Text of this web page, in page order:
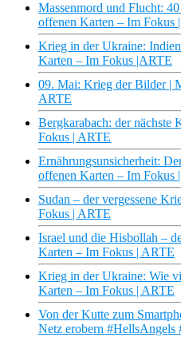
Massenmord und Flucht:
offenen Karten – Im Fokus
Krieg in der Ukraine:
Karten – Im Fokus |ARTE
09. Mai: Krieg der Bilder |
ARTE
Bergkarabach: der
Fokus | ARTE
Ernährungsunsicherheit:
offenen Karten – Im Fokus
Sudan – der vergessene
Fokus | ARTE
Israel und die Hisbollah –
Karten – Im Fokus | ARTE
Krieg in der Ukraine: Wie
Karten – Im Fokus | ARTE
Von der Kutte zum
Netz erobern #HellsAngels